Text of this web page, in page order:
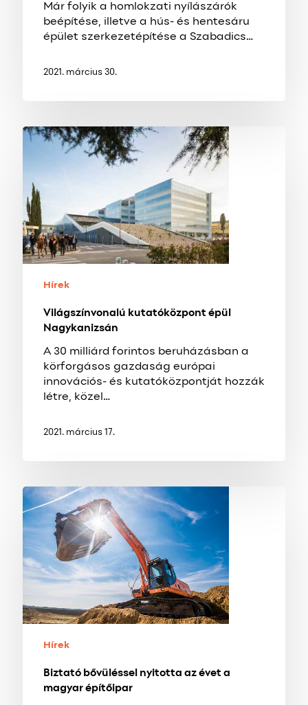
Már folyik a homlokzati nyílászárók
beépítése, illetve a hús- és hentesáru
épület szerkezetépítése a Szabadics…
2021. március 30.
Világszínvonalú
kutatóközpont
Hírek
Világszínvonalú kutatóközpont épül
Nagykanizsán
A 30 milliárd forintos beruházásban a
körforgásos gazdaság európai
innovációs- és kutatóközpontját hozzák
létre, közel…
2021. március 17.
Biztató
bővüléssel
nyitotta
évet
a
magyar
Hírek
Biztató bővüléssel nyitotta az évet a
magyar építőipar